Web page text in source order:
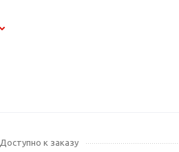
Доступно к заказу